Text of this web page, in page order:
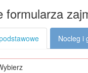
formularza
Nocleg i